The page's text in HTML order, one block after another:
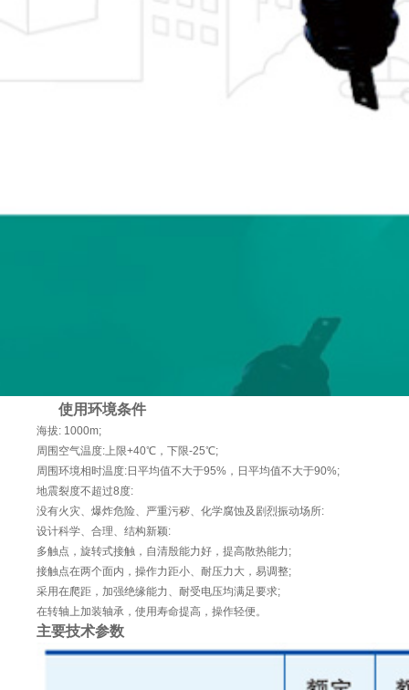
使用环境条件
海拔: 1000m;
周围空气温度:上限+40℃，下限-25℃;
周围环境相时温度:日平均值不大于95%，日平均值不大于90%;
地震裂度不超过8度:
没有火灾、爆炸危险、严重污秽、化学腐蚀及剧烈振动场所:
设计科学、合理、结构新颖:
多触点，旋转式接触，自清殷能力好，提高散热能力;
接触点在两个面内，操作力距小、耐压力大，易调整;
采用在爬距，加强绝缘能力、耐受电压均满足要求;
在转轴上加装轴承，使用寿命提高，操作轻便。
主要技术参数